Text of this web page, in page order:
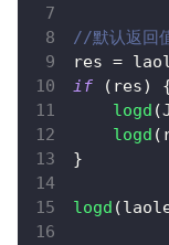
//默认返回
res =
if
( res)
logd (
logd (
}
logd (